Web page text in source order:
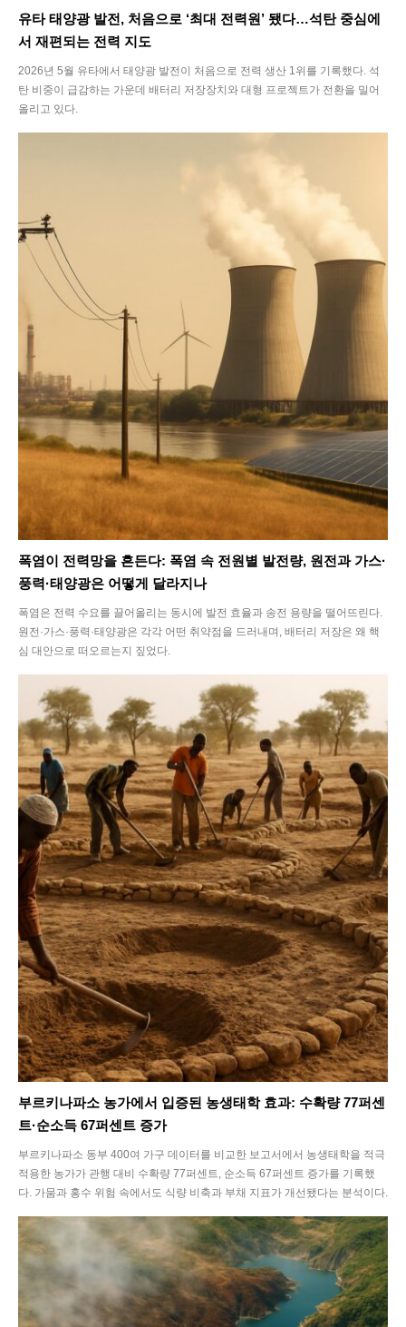
유타 태양광 발전, 처음으로 ‘최대 전력원’ 됐다…석탄 중심에
서 재편되는 전력 지도
2026년 5월 유타에서 태양광 발전이 처음으로 전력 생산 1위를 기록했다. 석
탄 비중이 급감하는 가운데 배터리 저장장치와 대형 프로젝트가 전환을 밀어
올리고 있다.
폭염이 전력망을 흔든다: 폭염 속 전원별 발전량, 원전과 가스·
풍력·태양광은 어떻게 달라지나
폭염은 전력 수요를 끌어올리는 동시에 발전 효율과 송전 용량을 떨어뜨린다.
원전·가스·풍력·태양광은 각각 어떤 취약점을 드러내며, 배터리 저장은 왜 핵
심 대안으로 떠오르는지 짚었다.
부르키나파소 농가에서 입증된 농생태학 효과: 수확량 77퍼센
트·순소득 67퍼센트 증가
부르키나파소 동부 400여 가구 데이터를 비교한 보고서에서 농생태학을 적극
적용한 농가가 관행 대비 수확량 77퍼센트, 순소득 67퍼센트 증가를 기록했
다. 가뭄과 홍수 위험 속에서도 식량 비축과 부채 지표가 개선됐다는 분석이다.